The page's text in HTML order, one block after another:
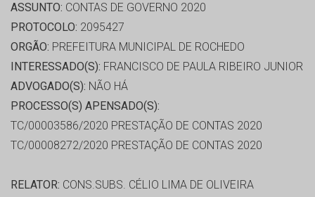
ASSUNTO: CONTAS DE GOVERNO 2020
PROTOCOLO: 2095427
ORGÃO: PREFEITURA MUNICIPAL DE ROCHEDO
INTERESSADO(S): FRANCISCO DE PAULA RIBEIRO JUNIOR
ADVOGADO(S): NÃO HÁ
PROCESSO(S) APENSADO(S):
TC/00003586/2020 PRESTAÇÃO DE CONTAS 2020
TC/00008272/2020 PRESTAÇÃO DE CONTAS 2020
RELATOR: CONS.SUBS. CÉLIO LIMA DE OLIVEIRA